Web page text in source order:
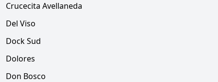
Crucecita Avellaneda
Del Viso
Dock Sud
Dolores
Don Bosco